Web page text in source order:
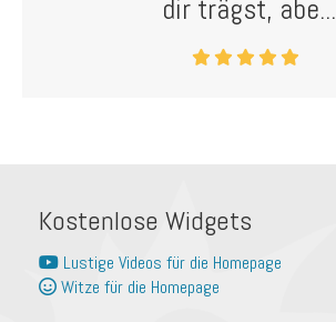
dir trägst, abe...
Kostenlose Widgets
Lustige Videos für die Homepage
Witze für die Homepage